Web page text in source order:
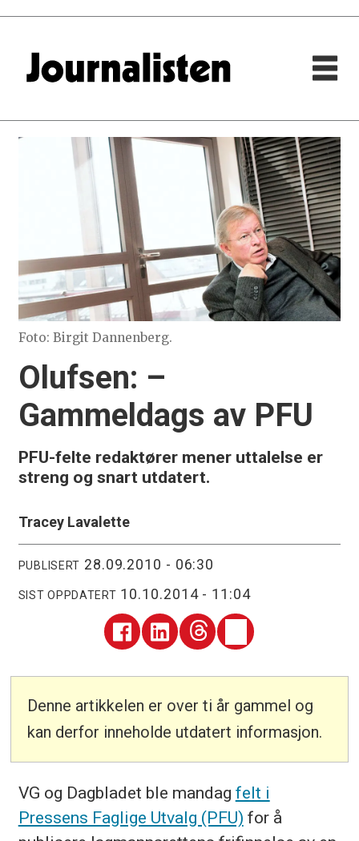
Foto: Birgit Dannenberg.
Olufsen: –
Gammeldags av PFU
PFU-felte redaktører mener uttalelse er
streng og snart utdatert.
Tracey Lavalette
PUBLISERT 28.09.2010 - 06:30
SIST OPPDATERT 10.10.2014 - 11:04
Denne artikkelen er over ti år gammel og
kan derfor inneholde utdatert informasjon.
VG og Dagbladet ble mandag felt i
Pressens Faglige Utvalg (PFU) for å